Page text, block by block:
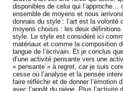
disponibles de celui qui l’approche…
ensemble de moyens et nous
donnais du style : l’art est la volonté
moyens choisis : les deux définitions
style. Le style est considéré ici
matériaux et comme la composition
langue de l’écrivain. Et je conclus
d’une activité pensante vers une
« pensante » à regret, car je suis
cesse où l’analyse et la pensée
faire réfléchir et de donner l’émotion
avec l’appât du piège. Plus l’activité